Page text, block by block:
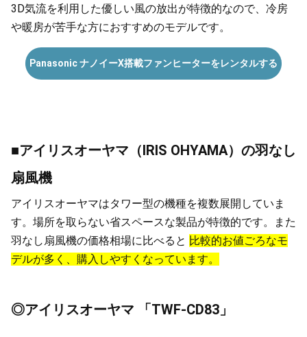
3D気流を利用した優しい風の放出が特徴的なので、冷房
や暖房が苦手な方におすすめのモデルです。
Panasonic ナノイーX搭載ファンヒーターをレンタルする
■アイリスオーヤマ（IRIS OHYAMA）の羽なし
扇風機
アイリスオーヤマはタワー型の機種を複数展開していま
す。場所を取らない省スペースな製品が特徴的です。また
羽なし扇風機の価格相場に比べると 比較的お値ごろなモ
デルが多く、購入しやすくなっています。
◎アイリスオーヤマ 「TWF-CD83」